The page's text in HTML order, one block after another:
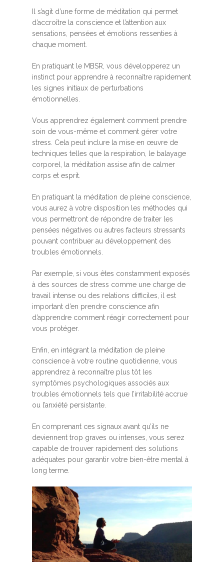
Il s’agit d’une forme de méditation qui permet
d’accroître la conscience et l’attention aux
sensations, pensées et émotions ressenties à
chaque moment.
En pratiquant le MBSR, vous développerez un
instinct pour apprendre à reconnaître rapidement
les signes initiaux de perturbations
émotionnelles.
Vous apprendrez également comment prendre
soin de vous-même et comment gérer votre
stress. Cela peut inclure la mise en œuvre de
techniques telles que la respiration, le balayage
corporel, la méditation assise afin de calmer
corps et esprit.
En pratiquant la méditation de pleine conscience,
vous aurez à votre disposition les méthodes qui
vous permettront de répondre de traiter les
pensées négatives ou autres facteurs stressants
pouvant contribuer au développement des
troubles émotionnels.
Par exemple, si vous êtes constamment exposés
à des sources de stress comme une charge de
travail intense ou des relations difficiles, il est
important d’en prendre conscience afin
d’apprendre comment réagir correctement pour
vous protéger.
Enfin, en intégrant la méditation de pleine
conscience à votre routine quotidienne, vous
apprendrez à reconnaître plus tôt les
symptômes psychologiques associés aux
troubles émotionnels tels que l’irritabilité accrue
ou l’anxiété persistante.
En comprenant ces signaux avant qu’ils ne
deviennent trop graves ou intenses, vous serez
capable de trouver rapidement des solutions
adéquates pour garantir votre bien-être mental à
long terme.